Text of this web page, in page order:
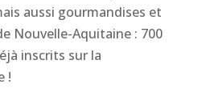
aussi gourmandises et
Nouvelle-Aquitaine : 700
inscrits sur la
!